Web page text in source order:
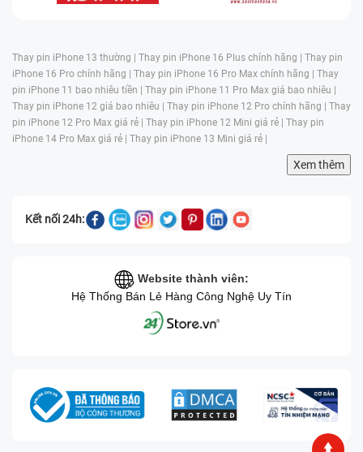
Thay pin iPhone 13 thường | Thay pin iPhone 16 Plus chính hãng | Thay pin
iPhone 16 Pro chính hãng | Thay pin iPhone 16 Pro Max chính hãng | Thay
pin iPhone 11 bao nhiêu tiền | Thay pin iPhone 11 Pro Max giá bao nhiêu |
Thay pin iPhone 12 giá bao nhiêu | Thay pin iPhone 12 Pro chính hãng | Thay
pin iPhone 12 Pro Max giá rẻ | Thay pin iPhone 12 Mini giá rẻ | Thay pin
iPhone 14 Pro Max giá rẻ | Thay pin iPhone 13 Mini giá rẻ |
Xem thêm
Kết nối 24h:
Website thành viên:
Hệ Thống Bán Lẻ Hàng Công Nghệ Uy Tín